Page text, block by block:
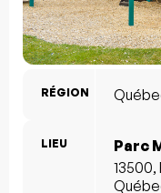
RÉGION
LIEU
Parc